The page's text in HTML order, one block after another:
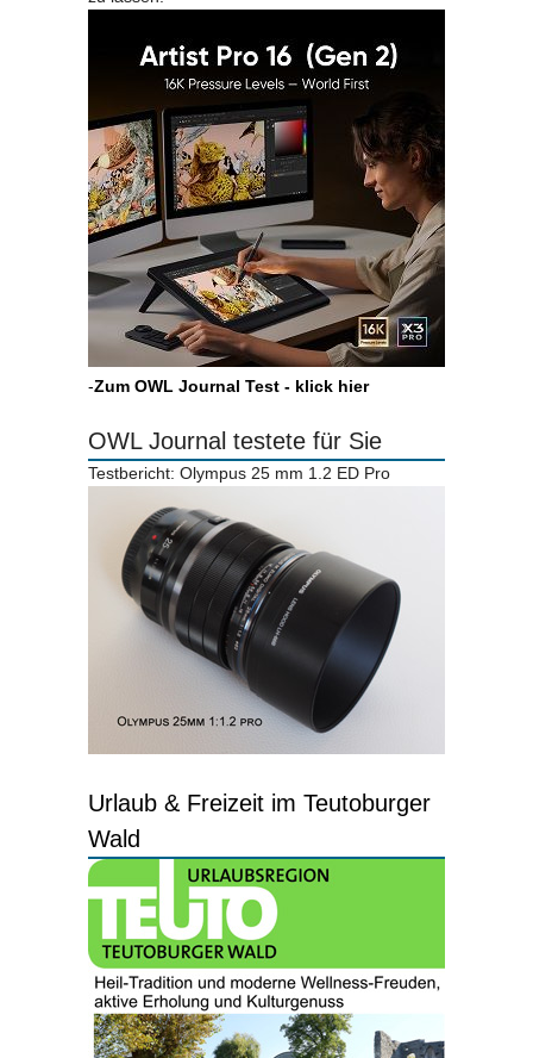
-Zum OWL Journal Test - klick hier
OWL Journal testete für Sie
Testbericht: Olympus 25 mm 1.2 ED Pro
Urlaub & Freizeit im Teutoburger
Wald